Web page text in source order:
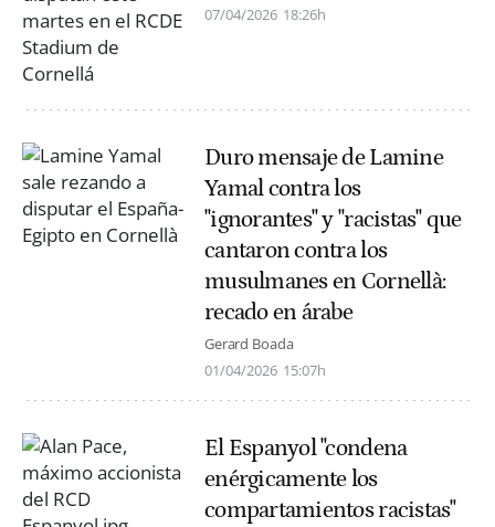
07/04/2026 18:26h
Duro mensaje de Lamine
Yamal contra los
"ignorantes" y "racistas" que
cantaron contra los
musulmanes en Cornellà:
recado en árabe
Gerard Boada
01/04/2026 15:07h
El Espanyol "condena
enérgicamente los
compartamientos racistas"